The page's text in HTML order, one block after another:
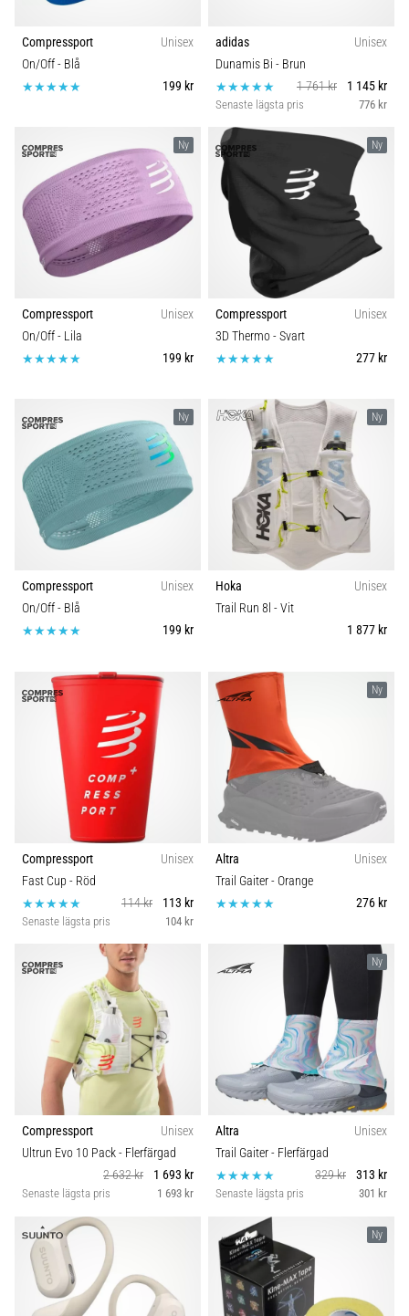
Compressport
Unisex
On/Off- Blå
199 kr
adidas
Unisex
Dunamis Bi - Brun
1 761 kr
1 145 kr
Senaste lägsta pris 776 kr
Ny
Compressport
Unisex
On/Off- Lila
199 kr
Ny
Compressport
Unisex
3D Thermo- Svart
277 kr
Ny
Compressport
Unisex
On/Off- Blå
199 kr
Ny
Hoka
Unisex
Trail Run 8l - Vit
1 877 kr
Compressport
Unisex
Fast Cup - Röd
114 kr
113 kr
Senaste lägsta pris 104 kr
Ny
Altra
Unisex
Trail Gaiter- Orange
276 kr
Compressport
Unisex
Ultrun Evo 10 Pack- Flerfärgad
2 632 kr
1 693 kr
Senaste lägsta pris 1 693 kr
Ny
Altra
Unisex
Trail Gaiter- Flerfärgad
329 kr
313 kr
Senaste lägsta pris 301 kr
Ny